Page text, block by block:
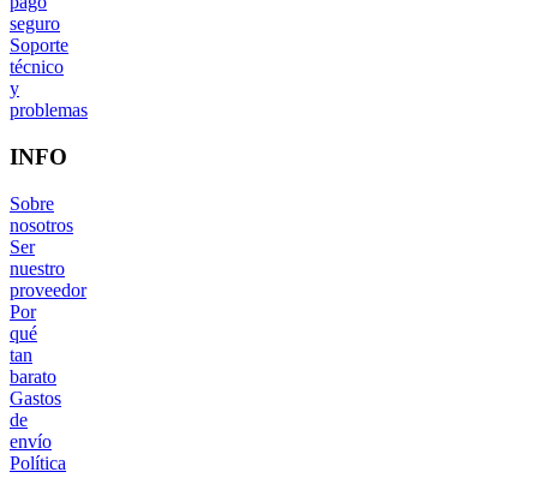
seguro
Soporte
técnico
y
problemas
INFO
Sobre
nosotros
Ser
nuestro
proveedor
Por
qué
tan
barato
Gastos
de
envío
Política